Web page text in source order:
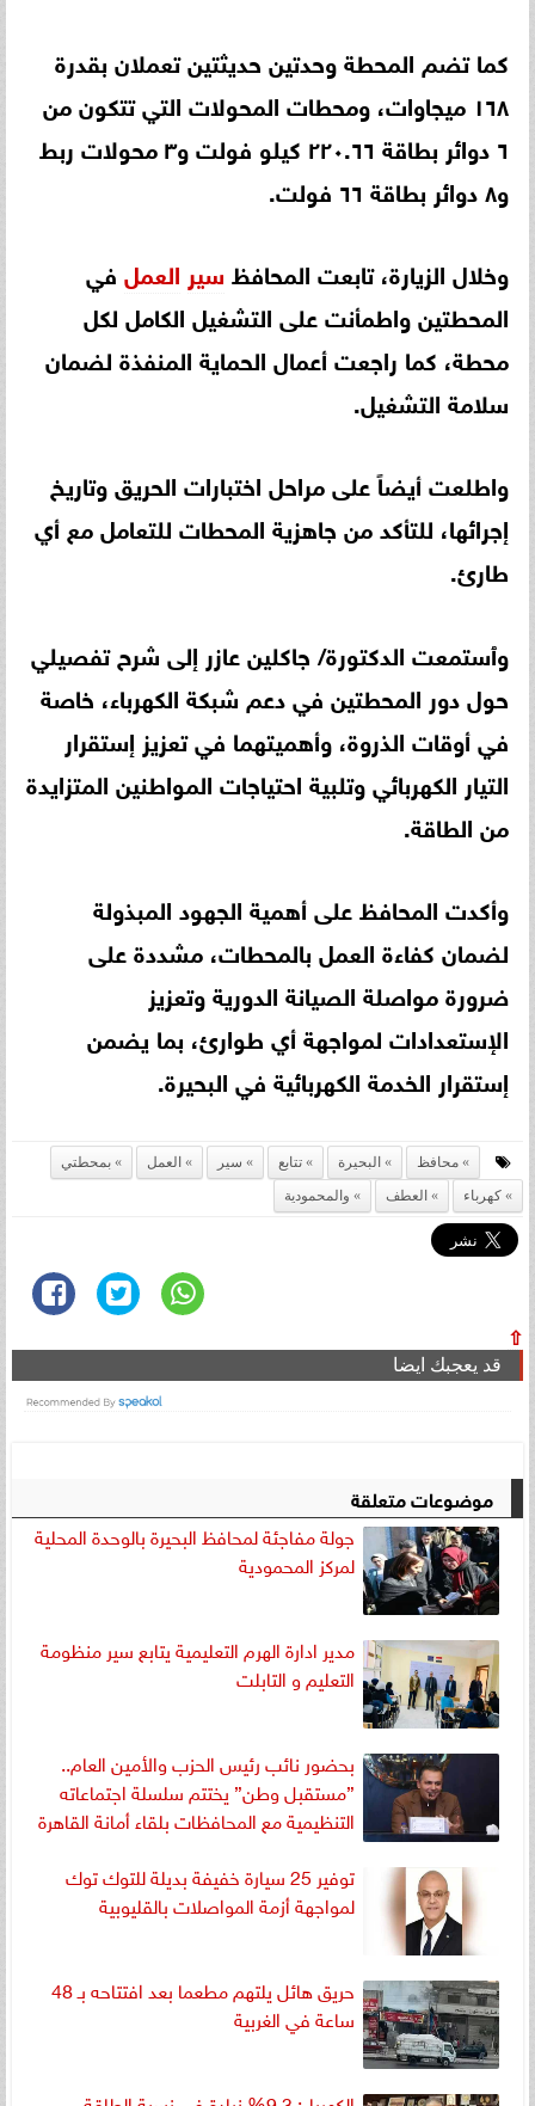
كما تضم المحطة وحدتين حديثتين تعملان بقدرة
١٦٨ ميجاوات، ومحطات المحولات التي تتكون من
٦ دوائر بطاقة ٢٢٠.٦٦ كيلو فولت و٣ محولات ربط
و٨ دوائر بطاقة ٦٦ فولت.
وخلال الزيارة، تابعت المحافظ سير العمل في
المحطتين واطمأنت على التشغيل الكامل لكل
محطة، كما راجعت أعمال الحماية المنفذة لضمان
سلامة التشغيل.
واطلعت أيضاً على مراحل اختبارات الحريق وتاريخ
إجرائها، للتأكد من جاهزية المحطات للتعامل مع أي
طارئ.
وٱستمعت الدكتورة/ جاكلين عازر إلى شرح تفصيلي
حول دور المحطتين في دعم شبكة الكهرباء، خاصة
في أوقات الذروة، وأهميتهما في تعزيز إستقرار
التيار الكهربائي وتلبية احتياجات المواطنين المتزايدة
من الطاقة.
وأكدت المحافظ على أهمية الجهود المبذولة
لضمان كفاءة العمل بالمحطات، مشددة على
ضرورة مواصلة الصيانة الدورية وتعزيز
الإستعدادات لمواجهة أي طوارئ، بما يضمن
إستقرار الخدمة الكهربائية في البحيرة.
محافظ البحيرة تتابع سير العمل
بمحطتي
كهرباء
العطف والمحمودية
⇧
قد يعجبك ايضا
موضوعات متعلقة
جولة مفاجئة لمحافظ البحيرة بالوحدة المحلية
لمركز المحمودية
مدير ادارة الهرم التعليمية يتابع سير منظومة
التعليم و التابلت
بحضور نائب رئيس الحزب والأمين العام..
”مستقبل وطن” يختتم سلسلة اجتماعاته
التنظيمية مع المحافظات بلقاء أمانة القاهرة
توفير 25 سيارة خفيفة بديلة للتوك توك
لمواجهة أزمة المواصلات بالقليوبية
حريق هائل يلتهم مطعما بعد افتتاحه بـ 48
ساعة في الغربية